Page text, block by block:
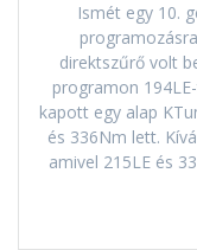
Ismét egy 10.
direktszűrő volt
programon
kapott egy alap
és 336Nm lett.
amivel 215LE és